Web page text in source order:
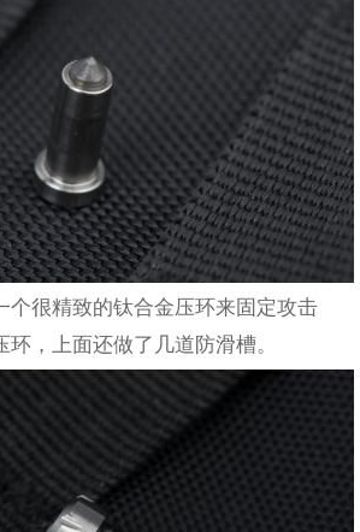
个很精致的钛合金压环来固定攻击
，上面还做了几道防滑槽。